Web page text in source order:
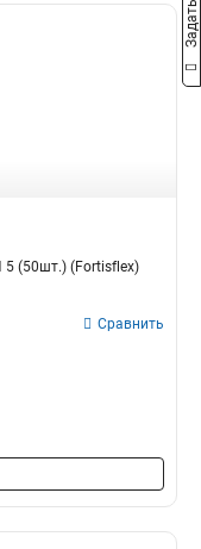
5 (50шт.) (Fortisflex)
Сравнить